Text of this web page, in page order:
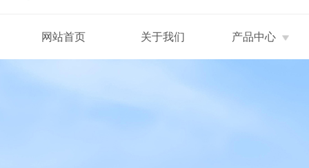
网站首页 关于我们 产品中心